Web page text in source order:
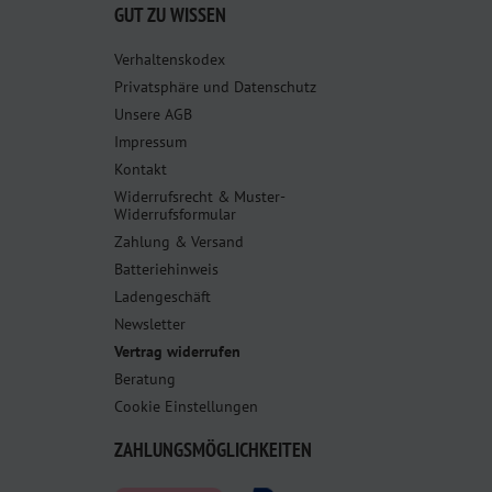
GUT ZU WISSEN
Verhaltenskodex
Privatsphäre und Datenschutz
Unsere AGB
Impressum
Kontakt
Widerrufsrecht & Muster-
Widerrufsformular
Zahlung & Versand
Batteriehinweis
Ladengeschäft
Newsletter
Vertrag widerrufen
Beratung
Cookie Einstellungen
ZAHLUNGSMÖGLICHKEITEN